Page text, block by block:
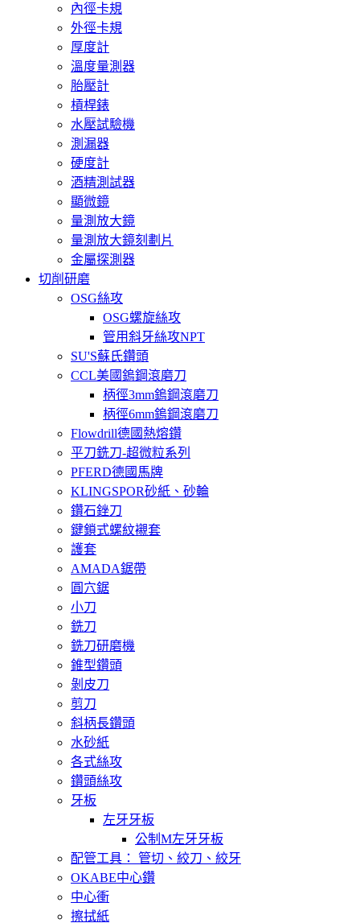
內徑卡規
外徑卡規
厚度計
溫度量測器
胎壓計
槓桿錶
水壓試驗機
測漏器
硬度計
酒精測試器
顯微鏡
量測放大鏡
量測放大鏡刻劃片
金屬探測器
切削研磨
OSG絲攻
OSG螺旋絲攻
管用斜牙絲攻NPT
SU'S蘇氏鑽頭
CCL美國鎢鋼滾磨刀
柄徑3mm鎢鋼滾磨刀
柄徑6mm鎢鋼滾磨刀
Flowdrill德國熱熔鑽
平刀銑刀-超微粒系列
PFERD德國馬牌
KLINGSPOR砂紙、砂輪
鑽石銼刀
鍵鎖式螺紋襯套
護套
AMADA鋸帶
圓穴鋸
小刀
銑刀
銑刀研磨機
錐型鑽頭
剝皮刀
剪刀
斜柄長鑽頭
水砂紙
各式絲攻
鑽頭絲攻
牙板
左牙牙板
公制M左牙牙板
配管工具： 管切、絞刀、絞牙
OKABE中心鑽
中心衝
擦拭紙